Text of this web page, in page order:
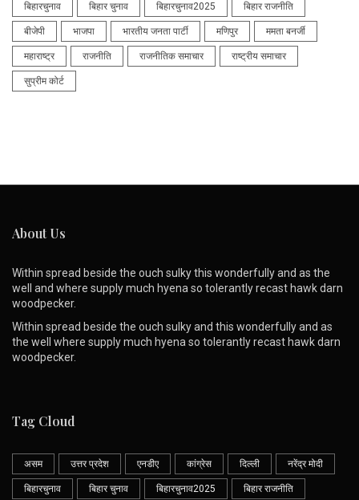
बिहारचुनाव बिहार चुनाव बिहारचुनाव2025 बिहार राजनीति
बीजेपी भाजपा भारतीय जनता पार्टी मणिपुर ममता बनर्जी
महाराष्ट्र राजनीति राजनीतिक समाचार राष्ट्रीय समाचार
सुप्रीम कोर्ट
About Us
Within spread beside the ouch sulky this wonderfully and as the
well and where supply much hyena so tolerantly recast hawk darn
woodpecker.
Within spread beside the ouch sulky and this wonderfully and as
the well where supply much hyena so tolerantly recast hawk darn
woodpecker.
Tag Cloud
असम उत्तर प्रदेश एनडीए कांग्रेस दिल्ली नरेंद्र मोदी
बिहारचुनाव बिहार चुनाव बिहारचुनाव2025 बिहार राजनीति